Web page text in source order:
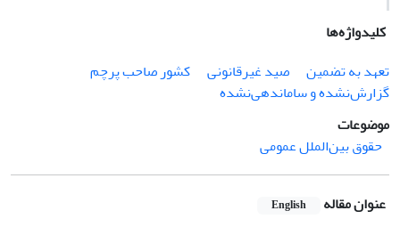
کلیدواژه‌ها
تعهد به تضمین
صید غیرقانونی
کشور صاحب پرچم
گزارش‌نشده و ساماندهی‌نشده
موضوعات
حقوق بین‌الملل عمومی
عنوان مقاله English